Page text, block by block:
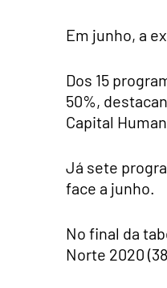
Em junho, a
Dos 15
50%,
Capital
Já sete
face a junho.
No final da
Norte 2020